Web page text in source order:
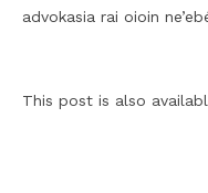
advokasia rai oioin
This post is also